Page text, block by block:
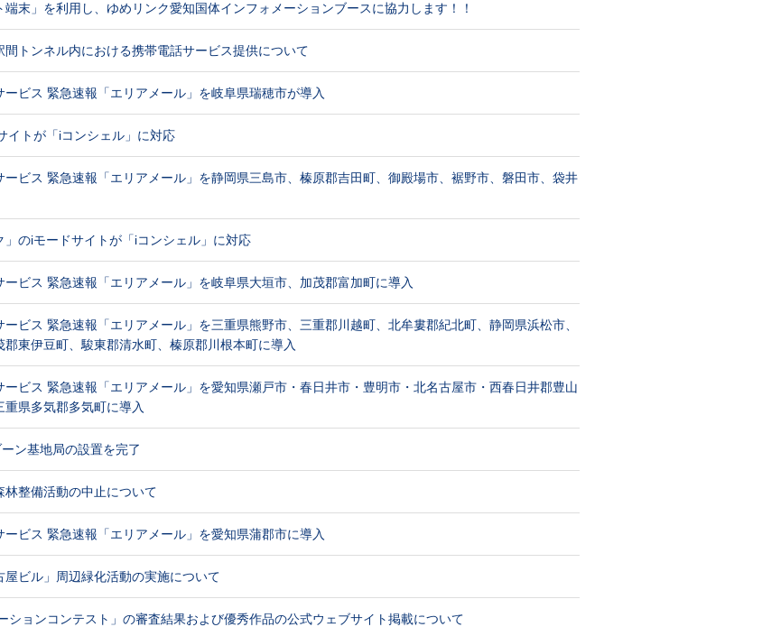
端末」を利用し、ゆめリンク愛知国体インフォメーションブースに協力します！！
間トンネル内における携帯電話サービス提供について
ービス 緊急速報「エリアメール」を岐阜県瑞穂市が導入
イトが「iコンシェル」に対応
ービス 緊急速報「エリアメール」を静岡県三島市、榛原郡吉田町、御殿場市、裾野市、磐田市、袋井
」のiモードサイトが「iコンシェル」に対応
ービス 緊急速報「エリアメール」を岐阜県大垣市、加茂郡富加町に導入
ビス 緊急速報「エリアメール」を三重県熊野市、三重郡川越町、北牟婁郡紀北町、静岡県浜松市、
東伊豆町、駿東郡清水町、榛原郡川根本町に導入
ービス 緊急速報「エリアメール」を愛知県瀬戸市・春日井市・豊明市・北名古屋市・西春日井郡豊山
県多気郡多気町に導入
ン基地局の設置を完了
林整備活動の中止について
ービス 緊急速報「エリアメール」を愛知県蒲郡市に導入
屋ビル」周辺緑化活動の実施について
ションコンテスト」の審査結果および優秀作品の公式ウェブサイト掲載について